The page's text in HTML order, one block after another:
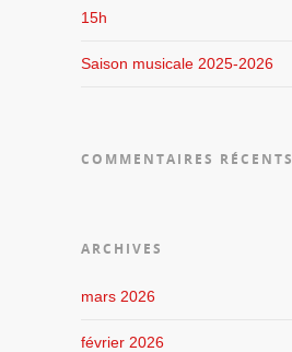
15h
Saison musicale 2025-2026
COMMENTAIRES RÉCENTS
ARCHIVES
mars 2026
février 2026